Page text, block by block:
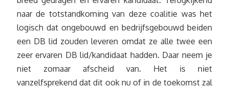
naar de totstandkoming van deze coalitie was het
logisch dat ongebouwd en bedrijfsgebouwd beiden
een DB lid zouden leveren omdat ze alle twee een
zeer ervaren DB lid/kandidaat hadden. Daar neem je
niet zomaar afscheid van. Het is niet
vanzelfsprekend dat dit ook nu of in de toekomst zal